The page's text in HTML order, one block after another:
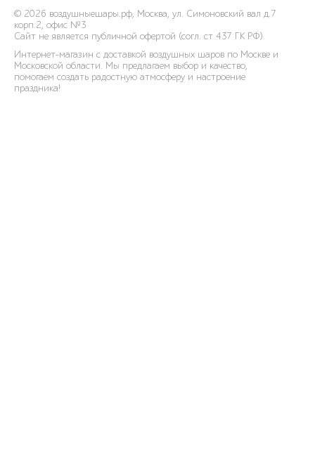
© 2026 воздушныешары.рф, Москва, ул. Симоновский вал д.7
корп.2, офис №3
Сайт не является публичной офертой (согл. ст 437 ГК РФ).
Интернет-магазин с доставкой воздушных шаров по Москве и
Московской области. Мы предлагаем выбор и качество,
помогаем создать радостную атмосферу и настроение
праздника!